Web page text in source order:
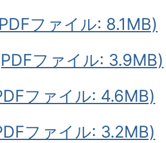
ファイル: 8.1MB)
ファイル: 3.9MB)
ファイル: 4.6MB)
ファイル: 3.2MB)